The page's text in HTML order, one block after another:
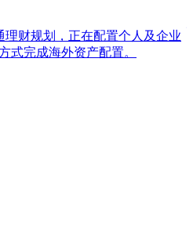
理财规划，正在配置个人及企业
式完成海外资产配置。